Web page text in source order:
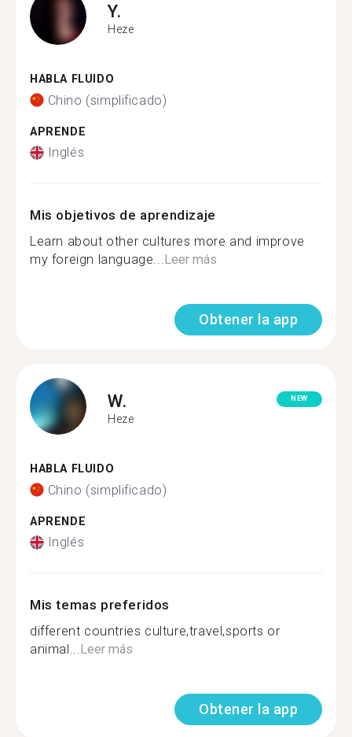
Y.
Heze
HABLA FLUIDO
Chino (simplificado)
APRENDE
Inglés
Mis objetivos de aprendizaje
Learn about other cultures more and improve
my foreign language...Leer más
Obtener la app
W.
Heze
NEW
HABLA FLUIDO
Chino (simplificado)
APRENDE
Inglés
Mis temas preferidos
different countries culture,travel,sports or
animal...Leer más
Obtener la app